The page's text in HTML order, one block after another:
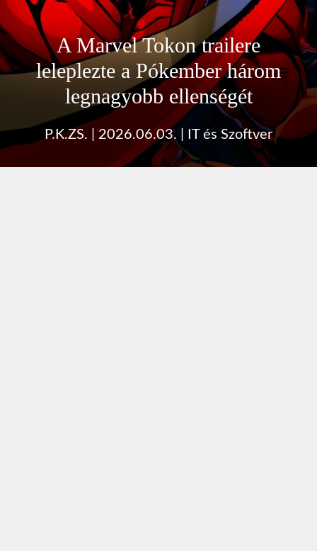
A Marvel Tokon trailere
leleplezte a Pókember három
legnagyobb ellenségét
P.K.ZS. 2026.06.03. IT és Szoftver